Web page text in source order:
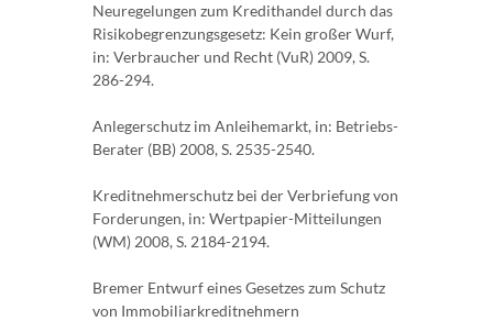
Neuregelungen zum Kredithandel durch das
Risikobegrenzungsgesetz: Kein großer Wurf,
in: Verbraucher und Recht (VuR) 2009, S.
286-294.
Anlegerschutz im Anleihemarkt, in: Betriebs-
Berater (BB) 2008, S. 2535-2540.
Kreditnehmerschutz bei der Verbriefung von
Forderungen, in: Wertpapier-Mitteilungen
(WM) 2008, S. 2184-2194.
Bremer Entwurf eines Gesetzes zum Schutz
von Immobiliarkreditnehmern